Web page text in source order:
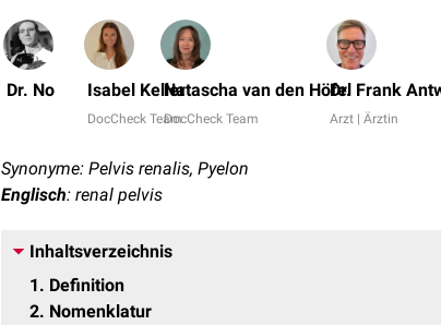
Dr. No Isabel Keller
DocCheck Team
Natascha van den Höfel
DocCheck Team
Dr. Frank
Arzt | Ärztin
Synonyme: Pelvis renalis, Pyelon
Englisch: renal pelvis
Inhaltsverzeichnis
1
Definition
2 Nomenklatur